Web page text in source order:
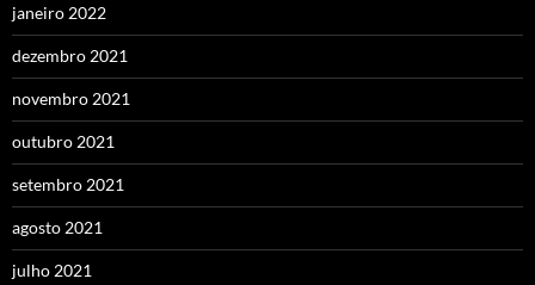
janeiro 2022
dezembro 2021
novembro 2021
outubro 2021
setembro 2021
agosto 2021
julho 2021